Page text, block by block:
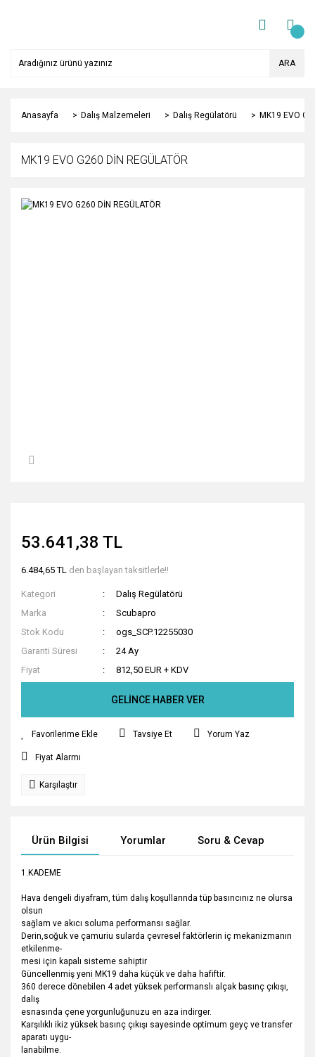
ARA
Anasayfa Dalış Malzemeleri Dalış Regülatörü MK19 EVO
MK19 EVO G260 DİN REGÜLATÖR
53.641,38 TL
6.484,65 TL den başlayan taksitlerle!!
Kategori
Dalış Regülatörü
Marka
Scubapro
Stok Kodu
ogs_SCP.12255030
Garanti Süresi
24 Ay
Fiyat
812,50 EUR + KDV
GELİNCE HABER VER
Tavsiye Et Yorum Yaz
Fiyat Alarmı
Karşılaştır
Ürün Bilgisi Yorumlar Soru & Cevap
1.KADEME
Hava dengeli diyafram, tüm dalış koşullarında tüp basıncınız ne olursa
olsun
sağlam ve akıcı soluma performansı sağlar.
Derin,soğuk ve çamuriu sularda çevresel faktörlerin iç mekanizmanın
etkilenme-
mesi için kapalı sisteme sahiptir
Güncellenmiş yeni MK19 daha küçük ve daha hafiftir.
360 derece dönebilen 4 adet yüksek performanslı alçak basınç çıkışı,
daliş
esnasında çene yorgunluğunuzu en aza indirger.
Karşılıklı ikiz yüksek basınç çıkışı sayesinde optimum geyç ve transfer
aparatı uygu-
lanabilme.